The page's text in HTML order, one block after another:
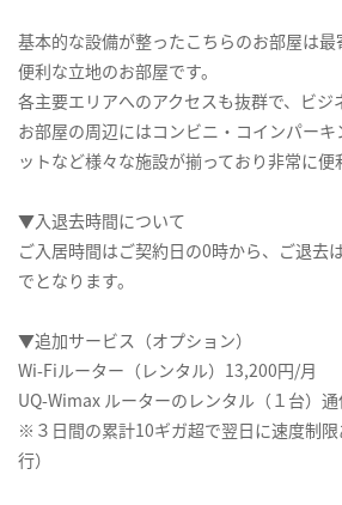
基本的な設備が整ったこちらのお部屋は
便利な立地のお部屋です。
各主要エリアへのアクセスも抜群で、ビジ
お部屋の周辺にはコンビニ・コインパー
ットなど様々な施設が揃っており非常に便
▼入退去時間について
ご入居時間はご契約日の0時から、ご退去
でとなります。
▼追加サービス（オプション）
Wi-Fiルーター（レンタル）13,200円/月
UQ-Wimax ルーターのレンタル（１台）
※３日間の累計10ギガ超で翌日に速度制
行）